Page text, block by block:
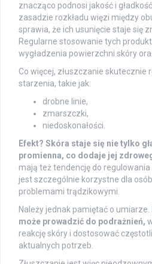
znacząco podnosi jakość i
zasadzie rozkładu więzi między
sprawia, że ich usunięcie staje się
Regularne stosowanie tych
wygładzenia powierzchni skóry
Co więcej, złuszczanie skutecznie
starzenia, takie jak:
drobne linie,
zmarszczki,
niedoskonałości.
Efekt? Skóra staje się nie tylko
promienna, co dodaje jej
mają też tendencję do
jest szczególnie korzystne dla
problemami trądzikowymi.
Należy jednak pamiętać o umiarze.
może prowadzić do podrażnień,
reakcję skóry i dostosować
aktualnych potrzeb.